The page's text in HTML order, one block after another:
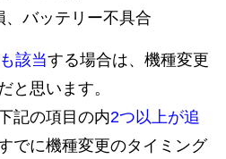
バッテリー不具合
該当する場合は、機種変更
と思います。
記の項目の内2つ以上が追
でに機種変更のタイミング